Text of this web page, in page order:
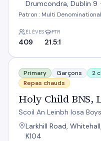
Drumcondra, Dublin 9
Patron : Multi Denominational
ÉLÈVES
409
PTR
21.5:1
Holy Child BNS, Larkhill
Primary Garçons
2
Repas chauds
Holy Child BNS,
Scoil An Leinbh Iosa
Larkhill Road,
K104